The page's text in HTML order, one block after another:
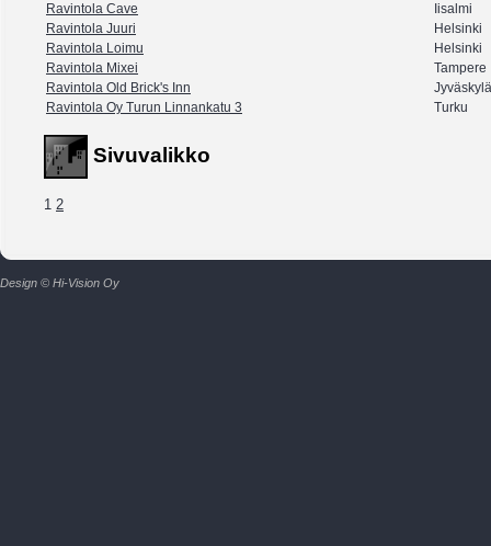
Ravintola Cave
Iisalmi
Ravintola Juuri
Helsinki
Ravintola Loimu
Helsinki
Ravintola Mixei
Tampere
Ravintola Old Brick's Inn
Jyväskylä
Ravintola Oy Turun Linnankatu 3
Turku
Sivuvalikko
1 2
Design © Hi-Vision Oy